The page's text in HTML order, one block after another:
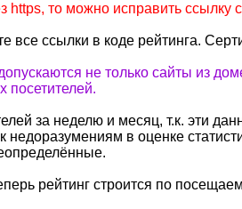
https, то можно исправить ссылку
все ссылки в коде рейтинга.
не только сайты из
посетителей.
за неделю и месяц, т.к. эти
в оценке
рейтинг строится по